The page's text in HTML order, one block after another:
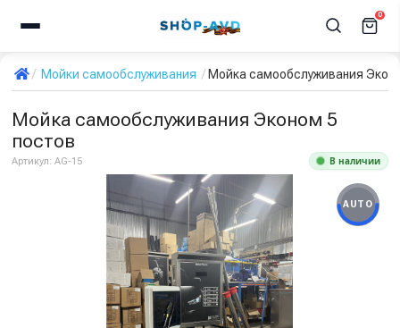
0
Мойки самообслуживания Мойка самообслуживания
Мойка самообслуживания Эконом 5
постов
Артикул: AG-15 В наличии
AUTO